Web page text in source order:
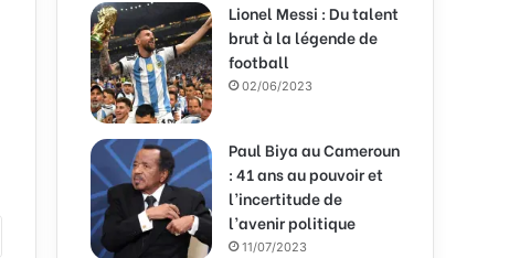
Lionel Messi : Du talent
brut à la légende de
football
02/06/2023
Paul Biya au Cameroun
: 41 ans au pouvoir et
l’incertitude de
l’avenir politique
11/07/2023